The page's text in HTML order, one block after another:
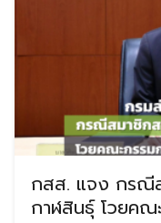
กสส. แจง กรณี
กาฬสินธุ์ โวยค